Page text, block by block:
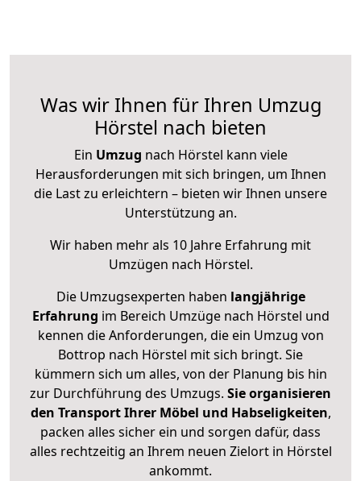
Was wir Ihnen für Ihren Umzug
Hörstel nach bieten
Ein Umzug nach Hörstel kann viele
Herausforderungen mit sich bringen, um Ihnen
die Last zu erleichtern – bieten wir Ihnen unsere
Unterstützung an.
Wir haben mehr als 10 Jahre Erfahrung mit
Umzügen nach Hörstel.
Die Umzugsexperten haben langjährige
Erfahrung im Bereich Umzüge nach Hörstel und
kennen die Anforderungen, die ein Umzug von
Bottrop nach Hörstel mit sich bringt. Sie
kümmern sich um alles, von der Planung bis hin
zur Durchführung des Umzugs. Sie organisieren
den Transport Ihrer Möbel und Habseligkeiten,
packen alles sicher ein und sorgen dafür, dass
alles rechtzeitig an Ihrem neuen Zielort in Hörstel
ankommt.